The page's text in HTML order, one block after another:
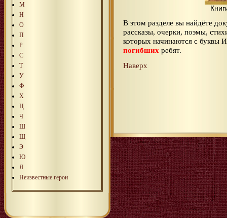
М
Н
О
П
Р
С
Т
У
Ф
Х
Ц
Ч
Ш
Щ
Э
Ю
Я
Неизвестные герои
В этом разделе вы найдёте
рассказы, очерки, поэмы,
которых начинаются с буквы
погибших ребят.
Наверх